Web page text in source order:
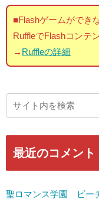
■Flashゲームができ
RuffleでFlashコンテ
→ Ruffleの詳細
最近のコメント
聖ロマンス学園 ビー